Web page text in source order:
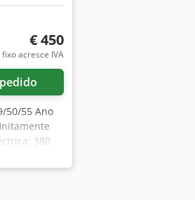
€ 450
fixo acresce IVA
50/55 Ano
380
- Base
aprox. 80